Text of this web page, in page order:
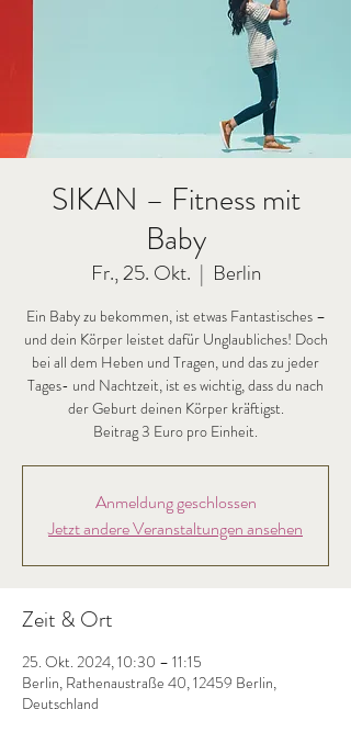
SIKAN – Fitness mit
Baby
Fr., 25. Okt.
  |
Berlin
Ein Baby zu bekommen, ist etwas Fantastisches –
und dein Körper leistet dafür Unglaubliches! Doch
bei all dem Heben und Tragen, und das zu jeder
Tages- und Nachtzeit, ist es wichtig, dass du nach
der Geburt deinen Körper kräftigst.
Beitrag 3 Euro pro Einheit.
Anmeldung geschlossen
Jetzt andere Veranstaltungen ansehen
Zeit & Ort
25. Okt. 2024, 10:30 – 11:15
Berlin, Rathenaustraße 40, 12459 Berlin,
Deutschland